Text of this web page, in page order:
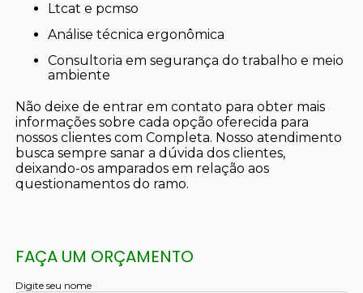
ltcat e pcmso
análise técnica ergonômica
consultoria em segurança do trabalho e meio
ambiente
Não deixe de entrar em contato para obter mais
informações sobre cada opção oferecida para
nossos clientes com Completa. Nosso atendimento
busca sempre sanar a dúvida dos clientes,
deixando-os amparados em relação aos
questionamentos do ramo.
FAÇA UM ORÇAMENTO
Digite seu nome